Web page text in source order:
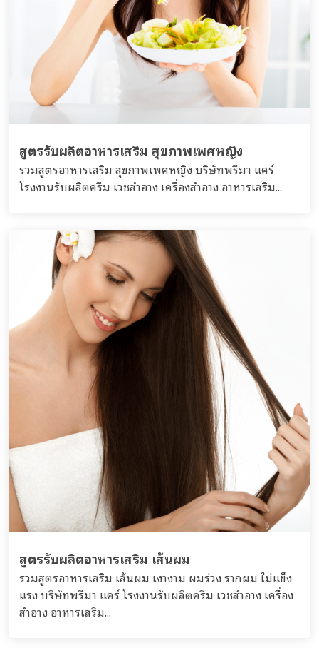
สูตรรับผลิตอาหารเสริม สุขภาพเพศหญิง
รวมสูตรอาหารเสริม สุขภาพเพศหญิง บริษัทพรีมา แคร์
โรงงานรับผลิตครีม เวชสำอาง เครื่องสำอาง อาหารเสริม...
สูตรรับผลิตอาหารเสริม เส้นผม
รวมสูตรอาหารเสริม เส้นผม เงางาม ผมร่วง รากผม ไ่ม่แข็ง
แรง บริษัทพรีมา แคร์ โรงงานรับผลิตครีม เวชสำอาง เครื่อง
สำอาง อาหารเสริม...